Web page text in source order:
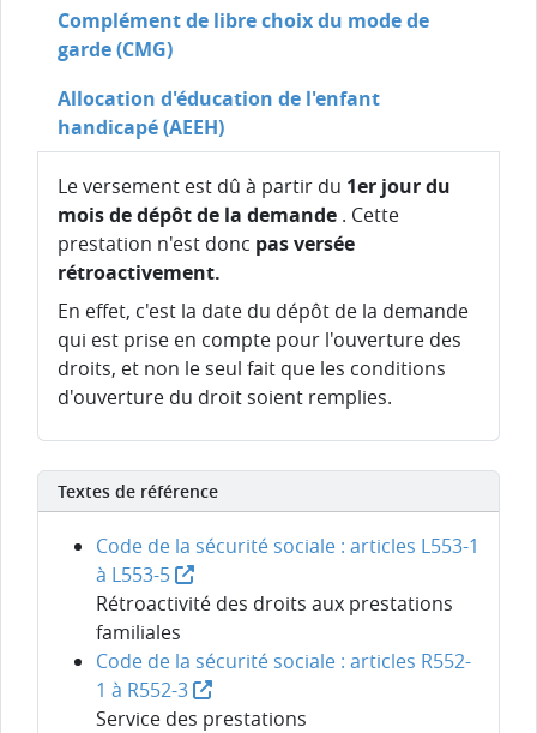
Complément de libre choix du mode de
garde (CMG)
Allocation d'éducation de l'enfant
handicapé (AEEH)
Le versement est dû à partir du 1er jour du
mois de dépôt de la demande . Cette
prestation n'est donc pas versée
rétroactivement.
En effet, c'est la date du dépôt de la demande
qui est prise en compte pour l'ouverture des
droits, et non le seul fait que les conditions
d'ouverture du droit soient remplies.
Textes de référence
Code de la sécurité sociale : articles L553-1
à L553-5
Rétroactivité des droits aux prestations
familiales
Code de la sécurité sociale : articles R552-
1 à R552-3
Service des prestations